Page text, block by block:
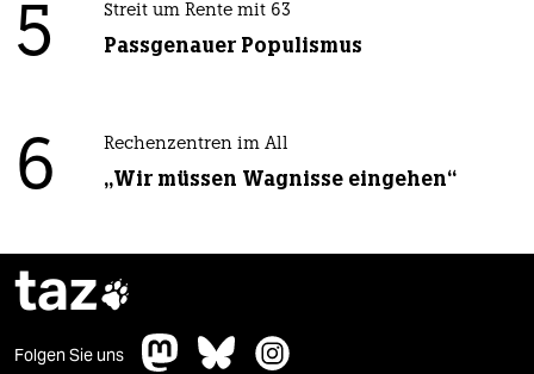
5 Streit um Rente mit 63
Passgenauer Populismus
6 Rechenzentren im All
„Wir müssen Wagnisse eingehen“
taz
Folgen Sie uns